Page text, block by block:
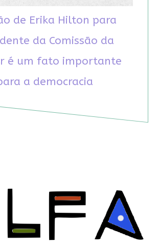
de Erika Hilton para
da Comissão da
é um fato importante
a democracia